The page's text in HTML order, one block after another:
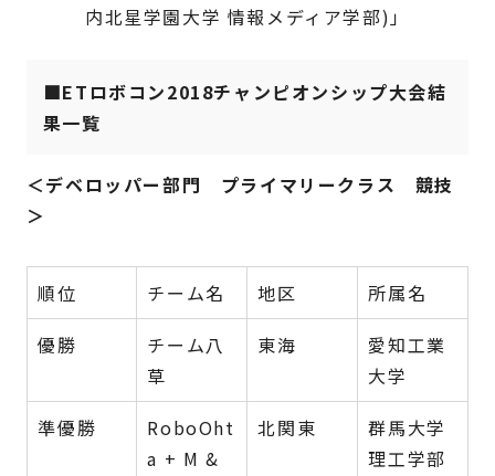
内北星学園大学 情報メディア学部)」
■ETロボコン2018チャンピオンシップ大会結
果一覧
＜デベロッパー部門 プライマリークラス 競技
＞
順位 チーム名 地区
所属名
優勝
チーム八
草
東海
愛知工業
大学
準優勝
RoboOht
a + M &
北関東
群馬大学
理工学部